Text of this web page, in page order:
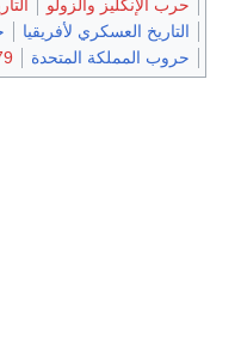
حرب الإنگليز والزولو
التاريخ العسكري لأفريقيا
حروب المملكة المتحدة
1879